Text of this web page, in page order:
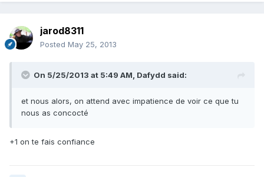
jarod8311
Posted May 25, 2013
On 5/25/2013 at 5:49 AM, Dafydd said:
et nous alors, on attend avec impatience de voir ce que tu
nous as concocté
+1 on te fais confiance